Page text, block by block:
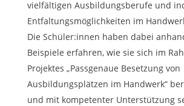
vielfältigen Ausbildungsberufe und
Entfaltungsmöglichkeiten im
Die Schüler:innen haben dabei
Beispiele erfahren, wie sie sich im
Projektes „Passgenaue Besetzung von
Ausbildungsplätzen im Handwerk“
und mit kompetenter Unterstützung